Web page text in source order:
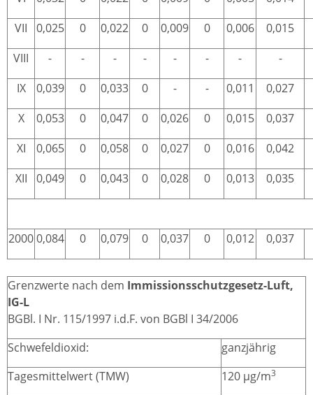
VII
0,025 0 0,022 0 0,009 0 0,006
0,015
VIII
- - - - - - -
-
IX
0,039 0 0,033 0 - - 0,011
0,027
X
0,053 0 0,047 0 0,026 0 0,015
0,037
XI
0,065 0 0,058 0 0,027 0 0,016
0,042
XII
0,049 0 0,043 0 0,028 0 0,013 0,035
20000,084 0 0,079 0 0,037 0 0,012 0,037
Grenzwerte nach dem Immissionsschutzgesetz-Luft,
IG-L
BGBl. I Nr. 115/1997 i.d.F. von BGBl I 34/2006
Schwefeldioxid:
ganzjährig
Tagesmittelwert (TMW)
120 µg/m3